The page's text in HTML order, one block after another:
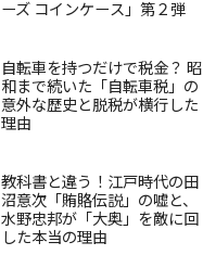
ーズ コインケース」第２弾
自転車を持つだけで税金？ 昭
和まで続いた「自転車税」の
意外な歴史と脱税が横行した
理由
教科書と違う！江戸時代の田
沼意次「賄賂伝説」の嘘と、
水野忠邦が「大奥」を敵に回
した本当の理由